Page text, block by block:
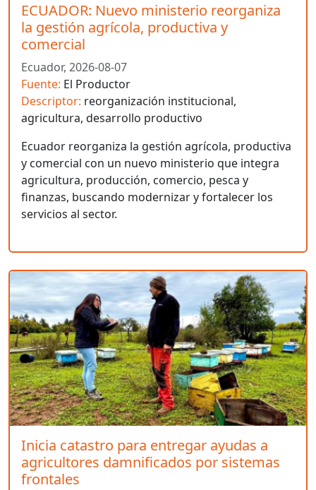
ECUADOR: Nuevo ministerio reorganiza
la gestión agrícola, productiva y
comercial
Ecuador, 2026-08-07
Fuente: El Productor
Descriptor: reorganización institucional,
agricultura, desarrollo productivo
Ecuador reorganiza la gestión agrícola, productiva
y comercial con un nuevo ministerio que integra
agricultura, producción, comercio, pesca y
finanzas, buscando modernizar y fortalecer los
servicios al sector.
Inicia catastro para entregar ayudas a
agricultores damnificados por sistemas
frontales